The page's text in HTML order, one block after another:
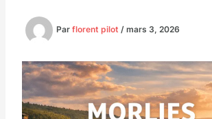
Par florent pilot / mars 3, 2026